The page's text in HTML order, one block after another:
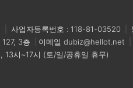
사업자등록번호 : 118-81-03520
3층 이메일 dubiz@hellot.net
13시~17시 (토/일/공휴일 휴무)